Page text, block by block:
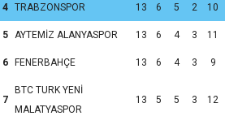
4 TRABZONSPOR 13 6 5 2 10
5 AYTEMİZ ALANYASPOR 13 6 4 3 11
6 FENERBAHÇE 13 6 4 3 9
7
BTC TURK YENİ
MALATYASPOR
13 5 5 3 12